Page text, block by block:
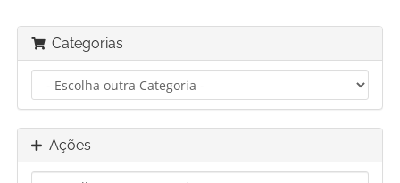
Categorias
Ações